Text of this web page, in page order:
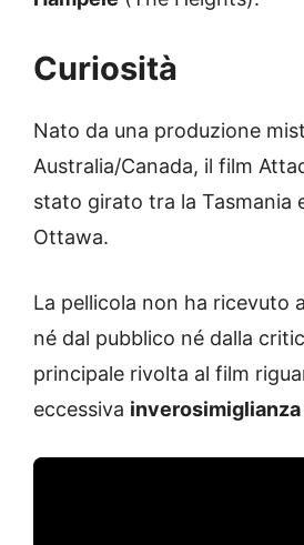
Curiosità
Nato da una produzione
Australia/Canada, il film
stato girato tra la Tasmania
Ottawa.
La pellicola non ha ricevuto
né dal pubblico né dalla
principale rivolta al film
eccessiva